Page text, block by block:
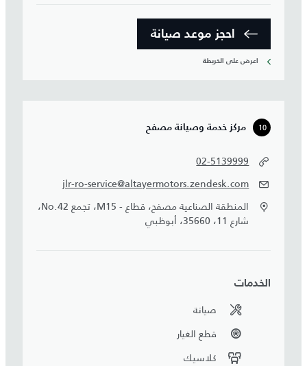
احجز موعد صيانة‎
اعرض على الخريطة
10 مركز خدمة وصيانة مصفح
02-5139999
jlr-ro-service@altayermotors.zendesk.com
المنطقة الصناعية مصفح، قطاع - M15، تجمع No.42،
شارع 11، 35660، أبوظبي
الخدمات
صيانة
قطع الغيار
كلاسيك